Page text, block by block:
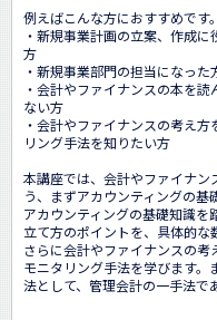
例えばこんな方におすすめです。
・新規事業計画の立案、作成
方
・新規事業部門の担当になった
・会計やファイナンスの本を
ない方
・会計やファイナンスの考え
リング手法を知りたい方
本講座では、会計やファイナン
う、まずアカウンティングの基
アカウンティングの基礎知識
立て方のポイントを、具体的な
さらに会計やファイナンスの考
モニタリング手法を学びます
法として、管理会計の一手法で